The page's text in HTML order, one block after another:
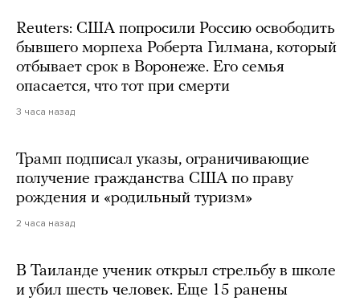
Reuters: США попросили Россию освободить
бывшего морпеха Роберта Гилмана, который
отбывает срок в Воронеже. Его семья
опасается, что тот при смерти
3 часа назад
Трамп подписал указы, ограничивающие
получение гражданства США по праву
рождения и «родильный туризм»
2 часа назад
В Таиланде ученик открыл стрельбу в школе
и убил шесть человек. Еще 15 ранены